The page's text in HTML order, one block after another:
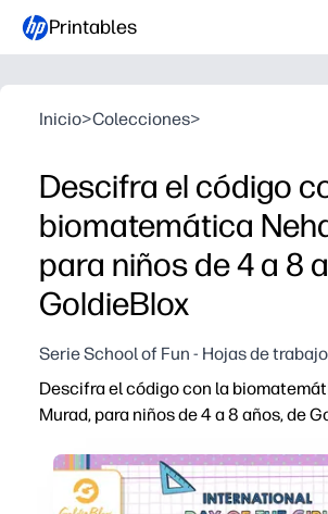
Printables
Inicio>Colecciones>
Descifra el código
biomatemática
para niños de 4 a 8
GoldieBlox
Serie School of Fun - Hojas de
Descifra el código con la
Murad, para niños de 4 a 8 años, de
Obtienes una actividad STEM
Los niños practican las